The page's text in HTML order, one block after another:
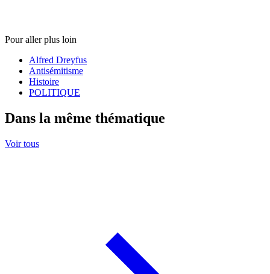
Pour aller plus loin
Alfred Dreyfus
Antisémitisme
Histoire
POLITIQUE
Dans la même thématique
Voir tous